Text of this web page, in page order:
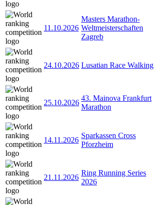
11.10.2026
Masters Marathon-
Weltmeisterschaften
Zagreb
24.10.2026 Lusatian Race Walking
25.10.2026
43. Mainova Frankfurt
Marathon
14.11.2026
Sparkassen Cross
Pforzheim
21.11.2026
Ring Running Series
2026